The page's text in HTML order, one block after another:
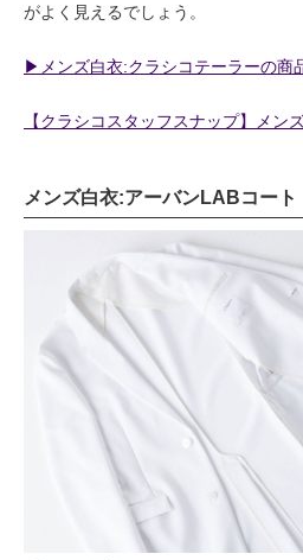
がよく見えるでしょう。
▶︎メンズ白衣:クラシコテーラーの商
【クラシコスタッフスナップ】メン
メンズ白衣:アーバンLABコート